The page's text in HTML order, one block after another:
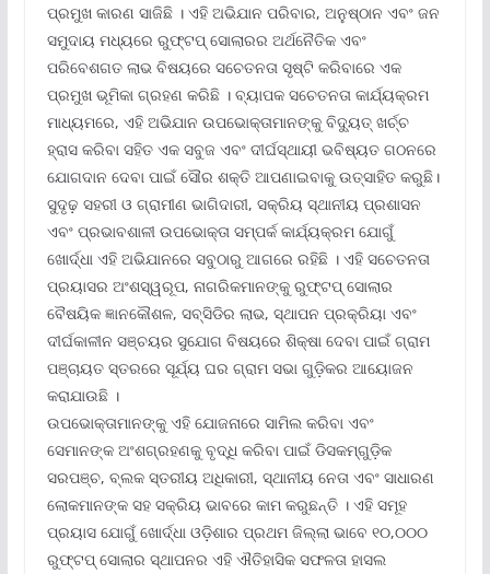
ପ୍ରମୁଖ କାରଣ ସାଜିଛି । ଏହି ଅଭିଯାନ ପରିବାର, ଅନୁଷ୍ଠାନ ଏବଂ ଜନ
ସମୁଦାୟ ମଧ୍ୟରେ ରୁଫ୍‌ଟପ୍ ସୋଲାରର ଅର୍ଥନୈତିକ ଏବଂ
ପରିବେଶଗତ ଲାଭ ବିଷୟରେ ସଚେତନତା ସୃଷ୍ଟି କରିବାରେ ଏକ
ପ୍ରମୁଖ ଭୂମିକା ଗ୍ରହଣ କରିଛି । ବ୍ୟାପକ ସଚେତନତା କାର୍ଯ୍ୟକ୍ରମ
ମାଧ୍ୟମରେ, ଏହି ଅଭିଯାନ ଉପଭୋକ୍ତାମାନଙ୍କୁ ବିଦ୍ୟୁତ୍ ଖର୍ଚ୍ଚ
ହ୍ରାସ କରିବା ସହିତ ଏକ ସବୁଜ ଏବଂ ଦୀର୍ଘସ୍ଥାୟୀ ଭବିଷ୍ୟତ ଗଠନରେ
ଯୋଗଦାନ ଦେବା ପାଇଁ ସୌର ଶକ୍ତି ଆପଣାଇବାକୁ ଉତ୍ସାହିତ କରୁଛି।
ସୁଦୃଢ଼ ସହରୀ ଓ ଗ୍ରାମୀଣ ଭାଗିଦାରୀ, ସକ୍ରିୟ ସ୍ଥାନୀୟ ପ୍ରଶାସନ
ଏବଂ ପ୍ରଭାବଶାଳୀ ଉପଭୋକ୍ତା ସମ୍ପର୍କ କାର୍ଯ୍ୟକ୍ରମ ଯୋଗୁଁ
ଖୋର୍ଦ୍ଧା ଏହି ଅଭିଯାନରେ ସବୁଠାରୁ ଆଗରେ ରହିଛି । ଏହି ସଚେତନତା
ପ୍ରୟାସର ଅଂଶସ୍ୱରୂପ, ନାଗରିକମାନଙ୍କୁ ରୁଫ୍‌ଟପ୍ ସୋଲାର
ବୈଷୟିକ ଜ୍ଞାନକୌଶଳ, ସବ୍‌ସିଡିର ଲାଭ, ସ୍ଥାପନ ପ୍ରକ୍ରିୟା ଏବଂ
ଦୀର୍ଘକାଳୀନ ସଞ୍ଚୟର ସୁଯୋଗ ବିଷୟରେ ଶିକ୍ଷା ଦେବା ପାଇଁ ଗ୍ରାମ
ପଞ୍ଚାୟତ ସ୍ତରରେ ସୂର୍ଯ୍ୟ ଘର ଗ୍ରାମ ସଭା ଗୁଡ଼ିକର ଆୟୋଜନ
କରାଯାଉଛି ।
ଉପଭୋକ୍ତାମାନଙ୍କୁ ଏହି ଯୋଜନାରେ ସାମିଲ କରିବା ଏବଂ
ସେମାନଙ୍କ ଅଂଶଗ୍ରହଣକୁ ବୃଦ୍ଧି କରିବା ପାଇଁ ଡିସକମ୍‌ଗୁଡ଼ିକ
ସରପଞ୍ଚ, ବ୍ଲକ ସ୍ତରୀୟ ଅଧିକାରୀ, ସ୍ଥାନୀୟ ନେତା ଏବଂ ସାଧାରଣ
ଲୋକମାନଙ୍କ ସହ ସକ୍ରିୟ ଭାବରେ କାମ କରୁଛନ୍ତି । ଏହି ସମୂହ
ପ୍ରୟାସ ଯୋଗୁଁ ଖୋର୍ଦ୍ଧା ଓଡ଼ିଶାର ପ୍ରଥମ ଜିଲ୍ଲା ଭାବେ ୧୦,୦୦୦
ରୁଫ୍‌ଟପ୍ ସୋଲାର ସ୍ଥାପନର ଏହି ଐତିହାସିକ ସଫଳତା ହାସଲ